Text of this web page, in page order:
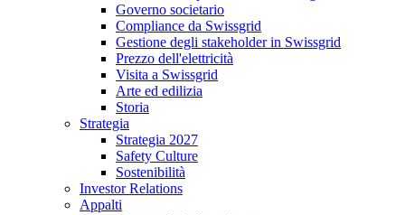
Governo societario
Compliance da Swissgrid
Gestione degli stakeholder in Swissgrid
Prezzo dell'elettricità
Visita a Swissgrid
Arte ed edilizia
Storia
Strategia
Strategia 2027
Safety Culture
Sostenibilità
Investor Relations
Appalti